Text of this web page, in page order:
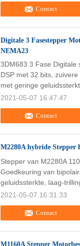
Contact
Digitale 3 Fasestepper
NEMA23
Contact
3DM683 3 Fase Digitale
DSP met 32 bits,
met geringe
2021-05-07 16:47:47
M2280A hybride Stepper
Contact
Stepper van M2280A
Goedkeuring van
geluidssterkte, laag-
2021-05-07 16:31:33
M1160A Stepper